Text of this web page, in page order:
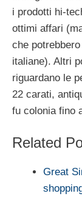
i prodotti hi-
ottimi affari
che
italiane). Altri
riguardano le
22 carati,
fu colonia fino
Related
Great